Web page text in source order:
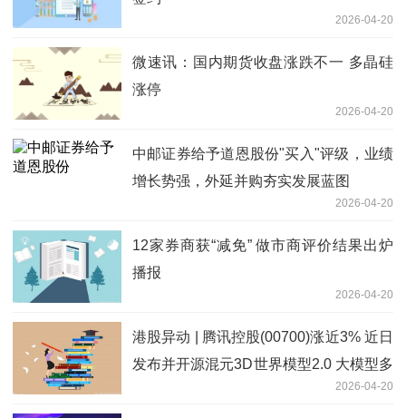
2026-04-20
微速讯：国内期货收盘涨跌不一 多晶硅
涨停
2026-04-20
中邮证券给予道恩股份"买入"评级，业绩
增长势强，外延并购夯实发展蓝图
2026-04-20
12家券商获“减免” 做市商评价结果出炉
播报
2026-04-20
港股异动 | 腾讯控股(00700)涨近3% 近日
发布并开源混元3D世界模型2.0 大模型多
2026-04-20